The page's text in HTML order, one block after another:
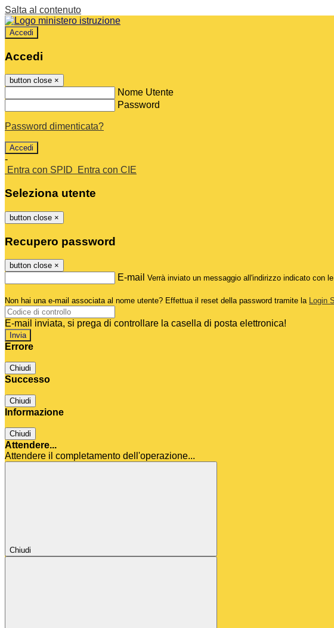
Salta al contenuto
Accedi
Accedi
button close ×
Nome Utente
Password
Password dimenticata?
-
Entra con SPID
Entra con CIE
Seleziona utente
button close ×
Recupero password
button close ×
E-mail Verrà inviato un messaggio all'indirizzo indicato con
Non hai una e-mail associata al nome utente? Effettua il reset della password tramite la Login
E-mail inviata, si prega di controllare la casella di posta elettronica!
Errore
Chiudi
Successo
Chiudi
Informazione
Chiudi
Attendere...
Attendere il completamento dell'operazione...
Chiudi